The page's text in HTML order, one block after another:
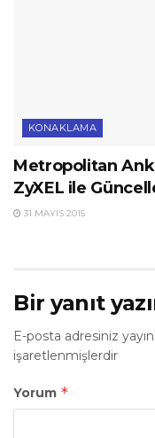
KONAKLAMA
Metropolitan
ZyXEL ile
31 MAYIS 2015
Bir yanıt
E-posta adresiniz
işaretlenmişlerdir
Yorum *